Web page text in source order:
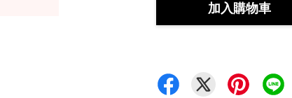
加入購物車